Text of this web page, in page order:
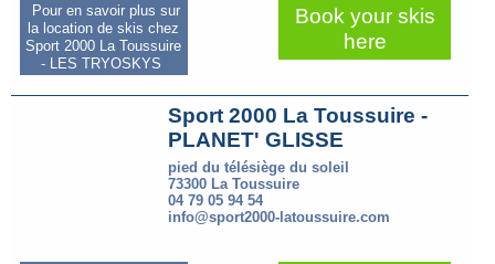
Pour en savoir plus sur
la location de skis chez
Sport 2000 La Toussuire
- LES TRYOSKYS
Book your skis
here
Sport 2000 La Toussuire -
PLANET' GLISSE
pied du télésiège du soleil
73300 La Toussuire
04 79 05 94 54
info@sport2000-latoussuire.com